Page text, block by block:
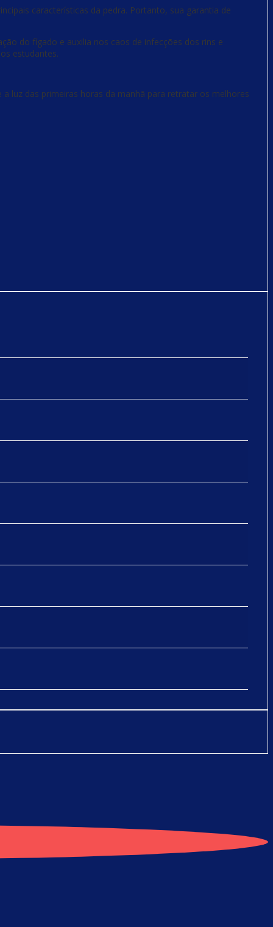
características da pedra. Portanto, sua garantia de
do fígado e auxilia nos caos de infecções dos rins e
estudantes.
luz das primeiras horas da manhã para retratar os melhores